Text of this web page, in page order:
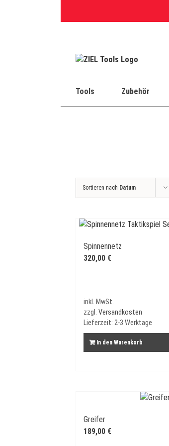
Tools Zubehör
Sortieren nach Datum
Spinnennetz
320,00 €
inkl. MwSt.
zzgl. Versandkosten
Lieferzeit: 2-3 Werktage
In den Warenkorb
Greifer
189,00 €